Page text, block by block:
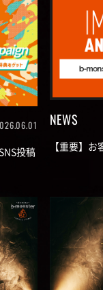
投稿
NEWS
【重要】